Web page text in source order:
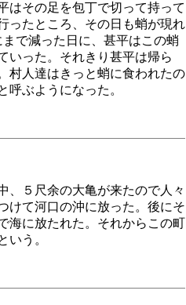
はその足を包丁で切って持って
ったところ、その日も蛸が現れ
で減った日に、甚平はこの蛸
いった。それきり甚平は帰ら
村人達はきっと蛸に食われたの
呼ぶようになった。
、５尺余の大亀が来たので人々
けて河口の沖に放った。後にそ
海に放たれた。それからこの町
いう。